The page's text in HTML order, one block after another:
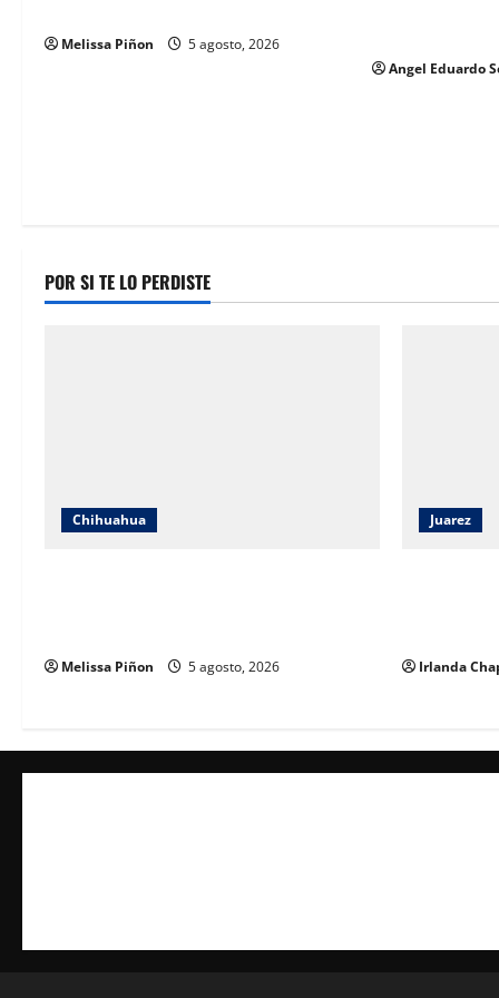
n Melissa Piñon 5 agosto, 2026
Angel Eduardo
POR SI TE LO PERDISTE
Chihuahua
Melissa Piñon 5 agosto, 2026
Juarez
Irlanda